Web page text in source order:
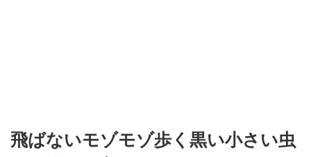
飛ばないモゾモゾ歩く黒い小さい虫